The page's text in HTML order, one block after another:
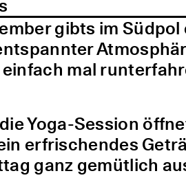
gibts im
mal
Yoga-Session
erfrischendes
ganz gemütlich